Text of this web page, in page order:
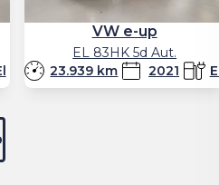
VW e-up
EL 83HK 5d Aut.
23.939 km
2021